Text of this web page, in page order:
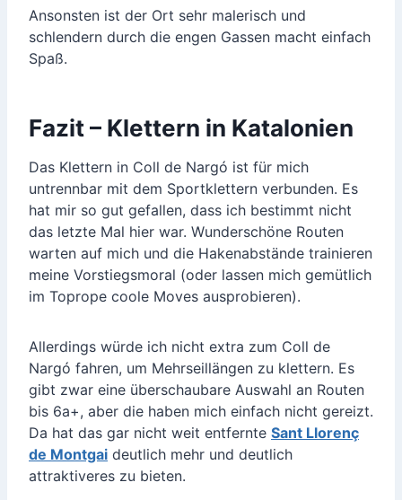
Ansonsten ist der Ort sehr malerisch und
schlendern durch die engen Gassen macht einfach
Spaß.
Fazit – Klettern in Katalonien
Das Klettern in Coll de Nargó ist für mich
untrennbar mit dem Sportklettern verbunden. Es
hat mir so gut gefallen, dass ich bestimmt nicht
das letzte Mal hier war. Wunderschöne Routen
warten auf mich und die Hakenabstände trainieren
meine Vorstiegsmoral (oder lassen mich gemütlich
im Toprope coole Moves ausprobieren).
Allerdings würde ich nicht extra zum Coll de
Nargó fahren, um Mehrseillängen zu klettern. Es
gibt zwar eine überschaubare Auswahl an Routen
bis 6a+, aber die haben mich einfach nicht gereizt.
Da hat das gar nicht weit entfernte Sant Llorenç
de Montgai deutlich mehr und deutlich
attraktiveres zu bieten.